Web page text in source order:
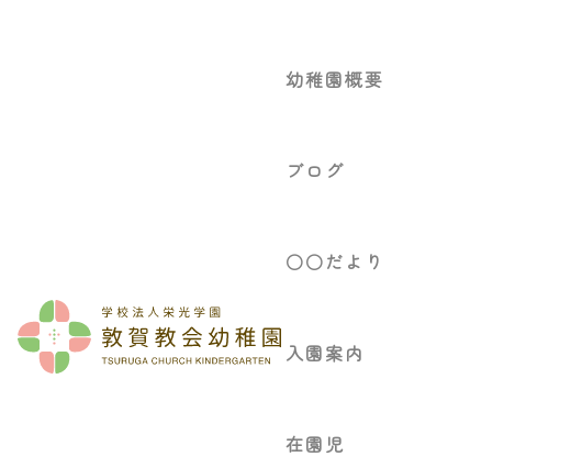
幼稚園概要
ブログ
○○だより
入園案内
在園児